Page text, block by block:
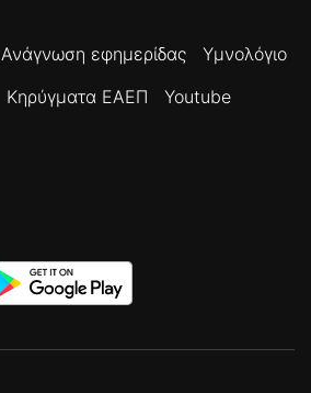
Ανάγνωση εφημερίδας
Υμνολόγιο
Κηρύγματα ΕΑΕΠ
Youtube